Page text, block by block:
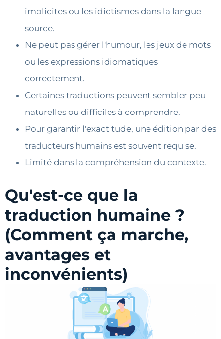
implicites ou les idiotismes dans la langue
source.
Ne peut pas gérer l'humour, les jeux de mots
ou les expressions idiomatiques
correctement.
Certaines traductions peuvent sembler peu
naturelles ou difficiles à comprendre.
Pour garantir l'exactitude, une édition par des
traducteurs humains est souvent requise.
Limité dans la compréhension du contexte.
Qu'est-ce que la
traduction humaine ?
(Comment ça marche,
avantages et
inconvénients)